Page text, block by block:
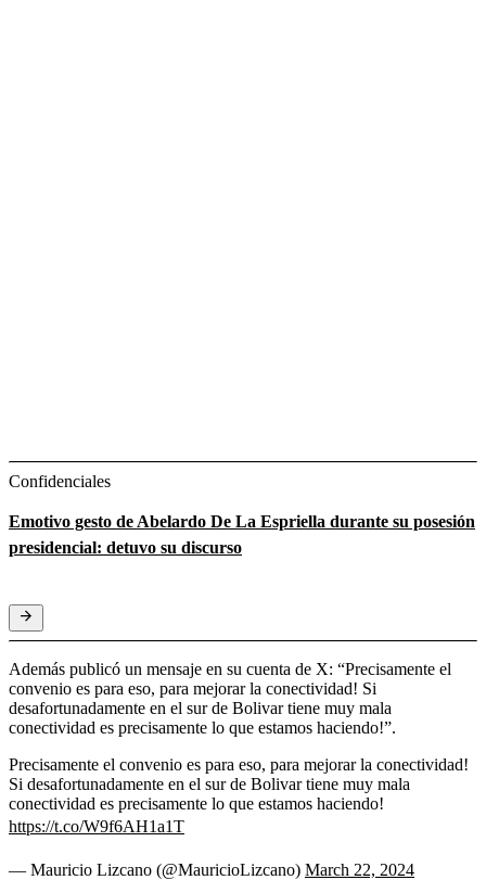
Confidenciales
Emotivo gesto de Abelardo De La Espriella durante su posesión
presidencial: detuvo su discurso
Además publicó un mensaje en su cuenta de X: “Precisamente el
convenio es para eso, para mejorar la conectividad! Si
desafortunadamente en el sur de Bolivar tiene muy mala
conectividad es precisamente lo que estamos haciendo!”.
Precisamente el convenio es para eso, para mejorar la conectividad!
Si desafortunadamente en el sur de Bolivar tiene muy mala
conectividad es precisamente lo que estamos haciendo!
https://t.co/W9f6AH1a1T
— Mauricio Lizcano (@MauricioLizcano) March 22, 2024